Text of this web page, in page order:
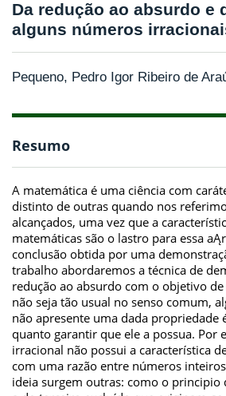
Da redução ao absurdo e
alguns números
Pequeno, Pedro Igor Ribeiro de
Resumo
A matemática é uma ciência com
distinto de outras quando nos
alcançados, uma vez que a
matemáticas são o lastro para essa
conclusão obtida por uma
trabalho abordaremos a técnica de
redução ao absurdo com o objetivo
não seja tão usual no senso comum,
não apresente uma dada propriedade
quanto garantir que ele a possua. Por
irracional não possui a característica
com uma razão entre números
ideia surgem outras: como o principio